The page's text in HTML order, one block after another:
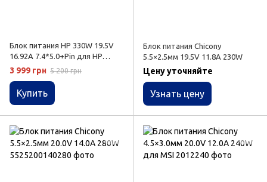
Блок питания HP 330W 19.5V
16.92A 7.4*5.0+Pin для HP
Pavilion HP Omen HP Envy
3 999 грн 5 200 грн
Купить
Блок питания Chicony
5.5×2.5мм 19.5V 11.8A 230W
Цену уточняйте
Узнать цену